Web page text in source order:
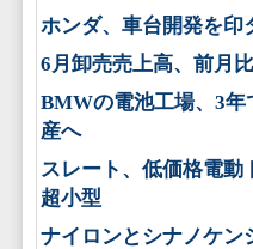
ホンダ、車台開発を印
6月卸売売上高、前月
BMWの電池工場、3年
産へ
スレート、低価格電動
超小型
ナイロンとシナノケン